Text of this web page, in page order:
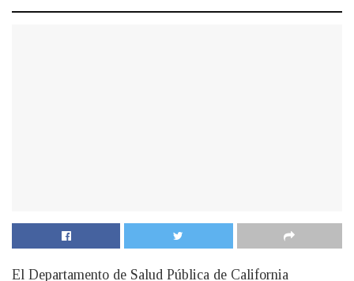
El Departamento de Salud Pública de California